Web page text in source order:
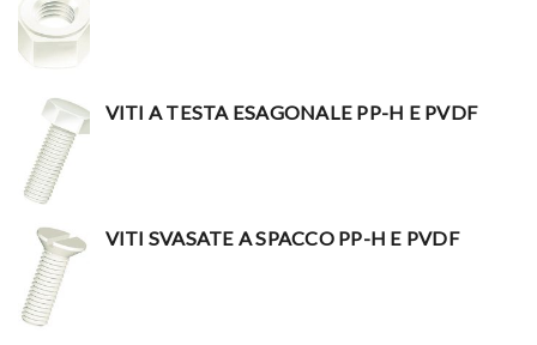
VITI A TESTA ESAGONALE PP-H E PVDF
VITI SVASATE A SPACCO PP-H E PVDF